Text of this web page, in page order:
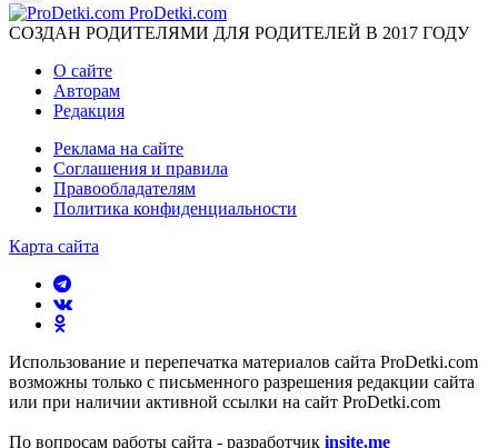
ProDetki.com
СОЗДАН РОДИТЕЛЯМИ ДЛЯ РОДИТЕЛЕЙ В 2017 ГОДУ
О сайте
Авторам
Редакция
Реклама на сайте
Соглашения и правила
Правообладателям
Политика конфиденциальности
Карта сайта
Использование и перепечатка материалов сайта ProDetki.com
возможны только с письменного разрешения редакции сайта
или при наличии активной ссылки на сайт ProDetki.com
По вопросам работы сайта - разработчик insite.me